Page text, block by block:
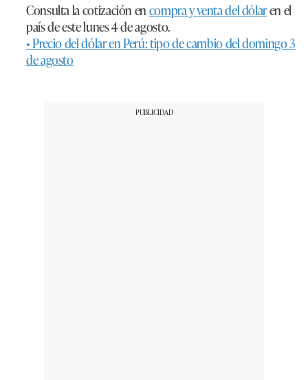
Consulta la cotización encompra y venta del dólaren el
país de este lunes 4 de agosto.
• Precio del dólar en Perú: tipo de cambio del domingo 3
de agosto